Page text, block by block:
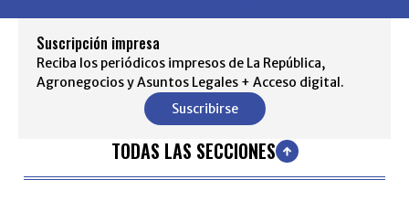
Suscripción impresa
Reciba los periódicos impresos de La República,
Agronegocios y Asuntos Legales + Acceso digital.
Suscribirse
TODAS LAS SECCIONES